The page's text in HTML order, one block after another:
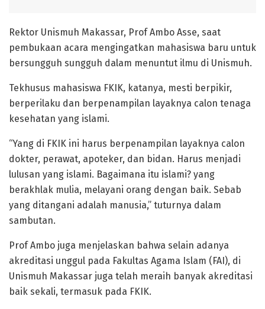
Rektor Unismuh Makassar, Prof Ambo Asse, saat
pembukaan acara mengingatkan mahasiswa baru untuk
bersungguh sungguh dalam menuntut ilmu di Unismuh.
Tekhusus mahasiswa FKIK, katanya, mesti berpikir,
berperilaku dan berpenampilan layaknya calon tenaga
kesehatan yang islami.
“Yang di FKIK ini harus berpenampilan layaknya calon
dokter, perawat, apoteker, dan bidan. Harus menjadi
lulusan yang islami. Bagaimana itu islami? yang
berakhlak mulia, melayani orang dengan baik. Sebab
yang ditangani adalah manusia,” tuturnya dalam
sambutan.
Prof Ambo juga menjelaskan bahwa selain adanya
akreditasi unggul pada Fakultas Agama Islam (FAI), di
Unismuh Makassar juga telah meraih banyak akreditasi
baik sekali, termasuk pada FKIK.